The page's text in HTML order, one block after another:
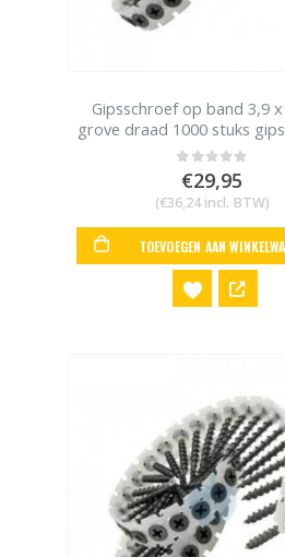
Gipsschroef op band 3,9
grove draad 1000 stuks
0out of 5
€29,95
(€36,24incl. BTW)
TOEVOEGEN AAN